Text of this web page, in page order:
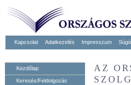
Kapcsolat Adatkezelés Impresszum Súgó
Kezdőlap
Keresés/Feldolgozás
AZ